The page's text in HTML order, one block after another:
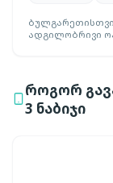
ადგილობრივი
როგორ
3 ნაბიჯი